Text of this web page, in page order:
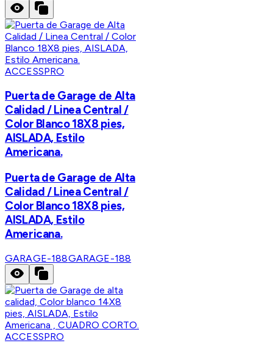
ACCESSPRO
Puerta de Garage de Alta
Calidad / Linea Central /
Color Blanco 18X8 pies,
AISLADA, Estilo
Americana.
Puerta de Garage de Alta
Calidad / Linea Central /
Color Blanco 18X8 pies,
AISLADA, Estilo
Americana.
GARAGE-188GARAGE-188
ACCESSPRO